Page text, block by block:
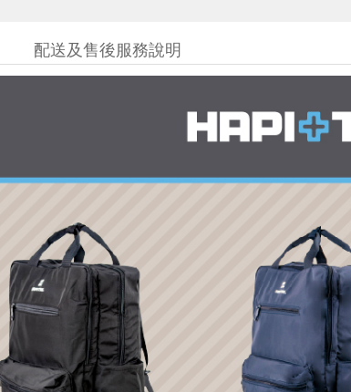
配送及售後服務說明